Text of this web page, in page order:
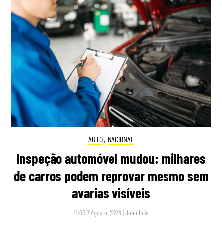
AUTO, NACIONAL
Inspeção automóvel mudou: milhares
de carros podem reprovar mesmo sem
avarias visíveis
11:00 7 Agosto, 2026 |João Luís